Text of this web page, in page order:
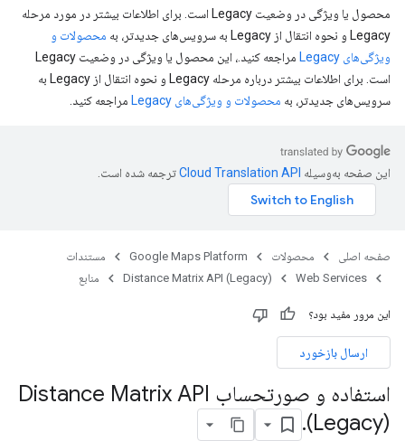
محصول یا ویژگی در وضعیت Legacy است. برای اطلاعات بیشتر در مورد مرحله
Legacy و نحوه انتقال از Legacy به سرویس‌های جدیدتر، به
محصولات و
ویژگی‌های Legacy
مراجعه کنید.، این محصول یا ویژگی در وضعیت Legacy
است. برای اطلاعات بیشتر درباره مرحله Legacy و نحوه انتقال از Legacy به
سرویس‌های جدیدتر، به محصولات و ویژگی‌های Legacy مراجعه کنید.
این صفحه به‌وسیله ترجمه شده است.
صفحه اصلی محصولات Google Maps Platform
مستندات
Web Services
Distance Matrix API (Legacy) منابع
این مرور مفید بود؟
ارسال بازخورد
استفاده و صورتحساب Distance Matrix API
(Legacy)
.